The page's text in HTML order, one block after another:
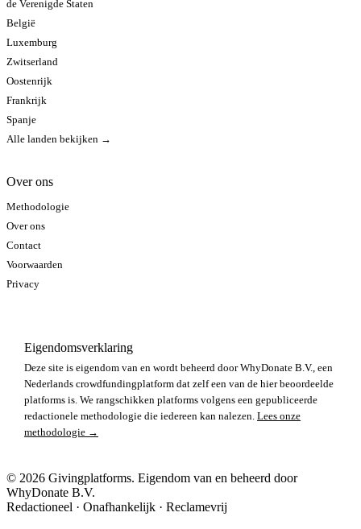
de Verenigde Staten
België
Luxemburg
Zwitserland
Oostenrijk
Frankrijk
Spanje
Alle landen bekijken →
Over ons
Methodologie
Over ons
Contact
Voorwaarden
Privacy
Eigendomsverklaring
Deze site is eigendom van en wordt beheerd door WhyDonate B.V., een
Nederlands crowdfundingplatform dat zelf een van de hier beoordeelde
platforms is. We rangschikken platforms volgens een gepubliceerde
redactionele methodologie die iedereen kan nalezen. Lees onze
methodologie →
© 2026 Givingplatforms. Eigendom van en beheerd door
WhyDonate B.V.
Redactioneel · Onafhankelijk · Reclamevrij